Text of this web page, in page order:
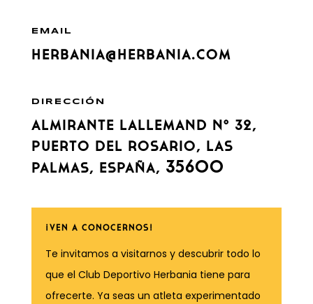
EMAIL
herbania@herbania.com
DIRECCIÓN
Almirante Lallemand Nº 32,
Puerto del Rosario, LAS
PALMAS, España, 35600
¡VEN A CONOCERNOS!
Te invitamos a visitarnos y descubrir todo lo
que el Club Deportivo Herbania tiene para
ofrecerte. Ya seas un atleta experimentado